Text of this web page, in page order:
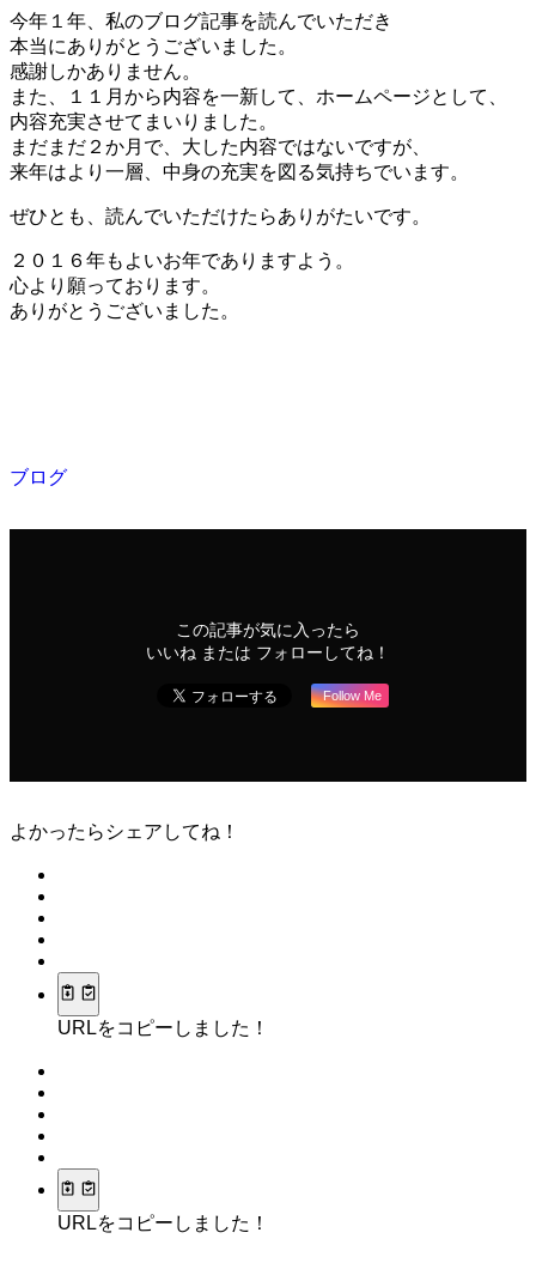
今年１年、私のブログ記事を読んでいただき
本当にありがとうございました。
感謝しかありません。
また、１１月から内容を一新して、ホームページとして、
内容充実させてまいりました。
まだまだ２か月で、大した内容ではないですが、
来年はより一層、中身の充実を図る気持ちでいます。
ぜひとも、読んでいただけたらありがたいです。
２０１６年もよいお年でありますよう。
心より願っております。
ありがとうございました。
ブログ
この記事が気に入ったら
いいね または フォローしてね！
Follow Me
よかったらシェアしてね！
URLをコピーしました！
URLをコピーしました！